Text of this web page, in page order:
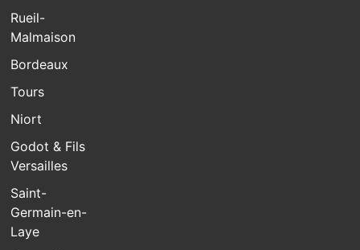
Rueil-
Malmaison
Bordeaux
Tours
Niort
Godot & Fils
Versailles
Saint-
Germain-en-
Laye